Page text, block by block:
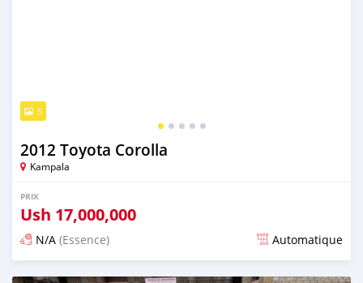
5
2012 Toyota Corolla
Kampala
PRIX
Ush 17,000,000
N/A (Essence) Automatique
Publié il y a 2 jours